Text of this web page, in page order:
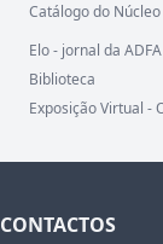
Catálogo do
Elo - jornal da ADFA
Biblioteca
Exposição Virtual -
CONTACTOS